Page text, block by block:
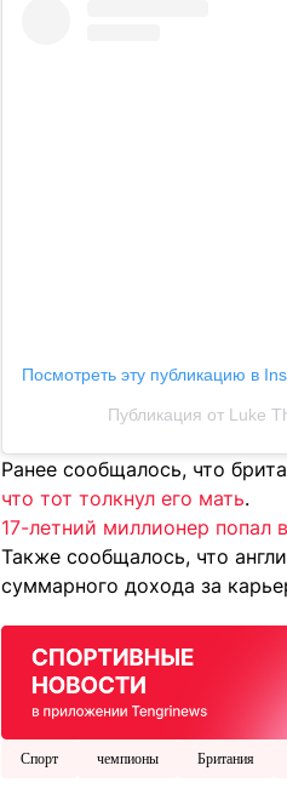
Посмотреть эту публикацию в
Публикация от Luke
Ранее сообщалось, что
что тот толкнул его мать.
17-летний миллионер попал
Также сообщалось, что
суммарного дохода за
Спорт чемпионы Британия